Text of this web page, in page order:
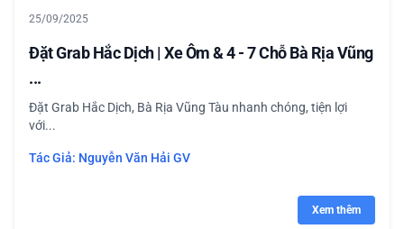
25/09/2025
Đặt Grab Hắc Dịch | Xe Ôm & 4 - 7 Chỗ Bà Rịa Vũng
...
Đặt Grab Hắc Dịch, Bà Rịa Vũng Tàu nhanh chóng, tiện lợi
với...
Tác Giả: Nguyễn Văn Hải GV
Xem thêm